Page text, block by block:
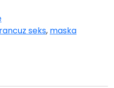
seks, maska